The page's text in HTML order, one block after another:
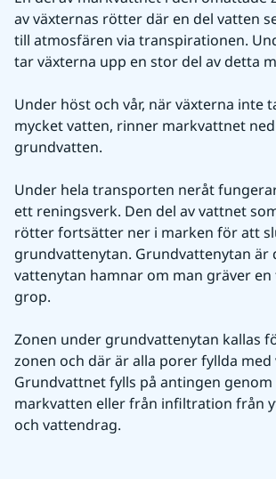
av växternas rötter där en del vatten
till atmosfären via transpirationen.
tar växterna upp en stor del av detta
Under höst och vår, när växterna inte
mycket vatten, rinner markvattnet
grundvatten.
Under hela transporten neråt
ett reningsverk. Den del av vattnet
rötter fortsätter ner i marken för att
grundvattenytan. Grundvattenytan är
vattenytan hamnar om man gräver
grop.
Zonen under grundvattenytan kallas
zonen och där är alla porer fyllda med
Grundvattnet fylls på antingen
markvatten eller från infiltration från
och vattendrag.